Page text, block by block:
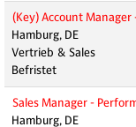
(Key) Account
Hamburg, DE
Vertrieb & Sales
Befristet
Sales Manager -
Hamburg, DE